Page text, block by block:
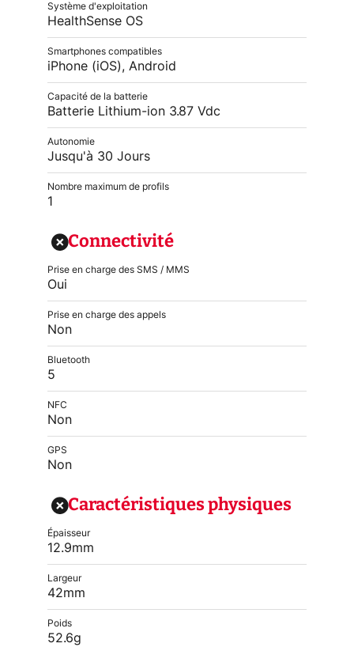
Système d'exploitation
HealthSense OS
Smartphones compatibles
iPhone (iOS), Android
Capacité de la batterie
Batterie Lithium-ion 3.87 Vdc
Autonomie
Jusqu'à 30 Jours
Nombre maximum de profils
1
Connectivité
Prise en charge des SMS / MMS
Oui
Prise en charge des appels
Non
Bluetooth
5
NFC
Non
GPS
Non
Caractéristiques physiques
Épaisseur
12.9mm
Largeur
42mm
Poids
52.6g